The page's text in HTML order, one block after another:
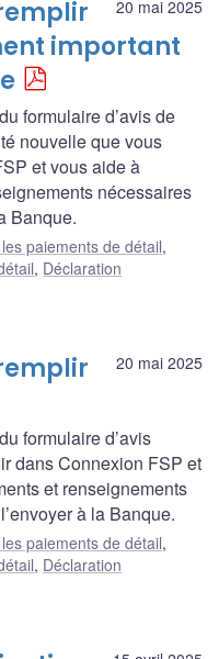
20 mai 2025
important
formulaire d’avis de
nouvelle que vous
et vous aide à
nécessaires
Banque.
paiements de détail,
, Déclaration
20 mai 2025
formulaire d’avis
dans Connexion FSP et
et renseignements
à la Banque.
paiements de détail,
, Déclaration